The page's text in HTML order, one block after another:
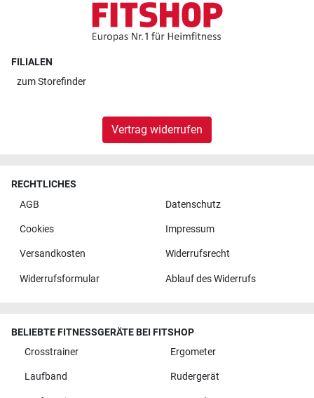
FILIALEN
zumStorefinder
Vertrag widerrufen
RECHTLICHES
AGB
Datenschutz
Cookies Impressum
Versandkosten Widerrufsrecht
Widerrufsformular Ablauf des Widerrufs
BELIEBTE FITNESSGERÄTE BEI FITSHOP
Crosstrainer
Ergometer
Laufband Rudergerät